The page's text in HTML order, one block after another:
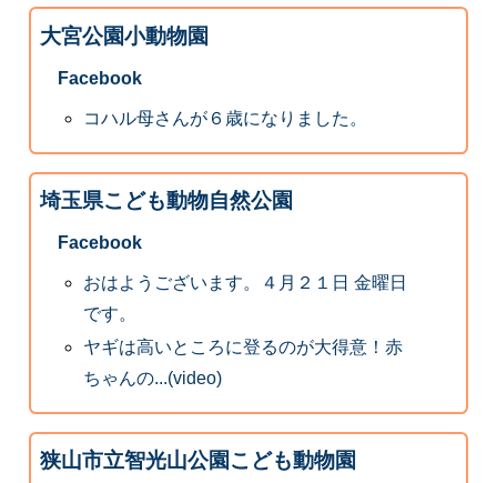
大宮公園小動物園
Facebook
コハル母さんが６歳になりました。
埼玉県こども動物自然公園
Facebook
おはようございます。４月２１日 金曜日
です。
ヤギは高いところに登るのが大得意！赤
ちゃんの...(video)
狭山市立智光山公園こども動物園